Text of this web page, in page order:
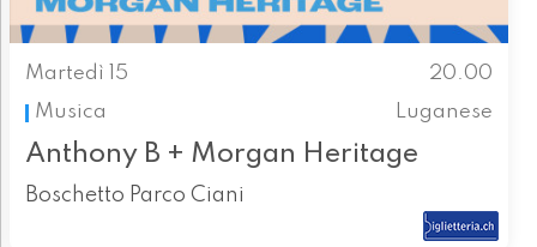
Martedì 15
20.00
Musica
Luganese
Anthony B + Morgan Heritage
Boschetto Parco Ciani